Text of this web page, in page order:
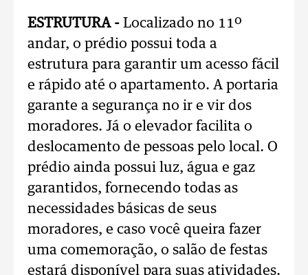
ESTRUTURA - Localizado no 11º
andar, o prédio possui toda a
estrutura para garantir um acesso fácil
e rápido até o apartamento. A portaria
garante a segurança no ir e vir dos
moradores. Já o elevador facilita o
deslocamento de pessoas pelo local. O
prédio ainda possui luz, água e gaz
garantidos, fornecendo todas as
necessidades básicas de seus
moradores, e caso você queira fazer
uma comemoração, o salão de festas
estará disponível para suas atividades.